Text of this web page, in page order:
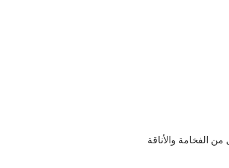
الفخامة والأناقة